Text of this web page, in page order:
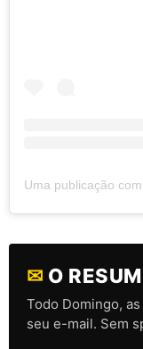
✉ O
Todo Domingo,
seu e-mail. Sem